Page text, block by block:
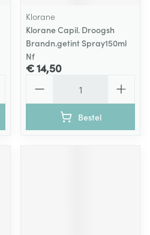
Klorane
Klorane Capil. Droogsh
Brandn.getint Spray150ml
Nf
€ 14,50
Bestel